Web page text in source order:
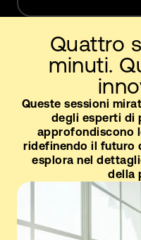
Quattro
minuti.
Queste sessioni
degli esperti di
approfondiscono
ridefinendo il futuro
esplora nel
della